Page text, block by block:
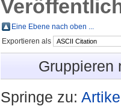
Eine Ebene nach oben ...
Exportieren als
Gruppieren
Springe zu: